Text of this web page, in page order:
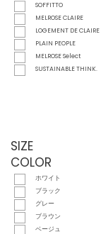
SOFFITTO
MELROSE CLAIRE
LOGEMENT DE CLAIRE
PLAIN PEOPLE
MELROSE Select
SUSTAINABLE THINK.
SIZE
COLOR
ホワイト
ブラック
グレー
ブラウン
ベージュ